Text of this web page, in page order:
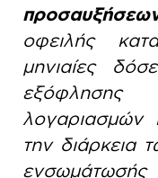
οφειλής
μηνιαίες
την διάρκεια